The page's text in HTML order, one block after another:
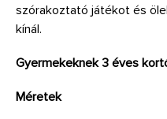
szórakoztató játékot és
kínál.
Gyermekeknek 3 éves
Méretek